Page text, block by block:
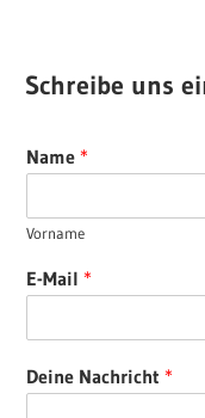
Schreibe uns
Name*
Vorname
E-Mail*
Deine Nachricht*